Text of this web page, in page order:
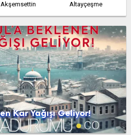
Akşemsettin Altayçeşme
Altintepe Altintepsi
Armağanevler Atakent
Atatürk Atatürk
Avcılar Ayazağa
Bağcılar Bağlarbaşi
Kar Yağışı Geliyor!